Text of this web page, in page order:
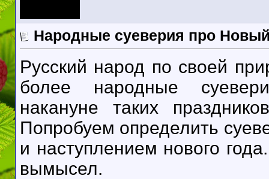
Народные суеверия про
Русский народ по своей
более народные
накануне таких
Попробуем определить
и наступлением нового
вымысел.